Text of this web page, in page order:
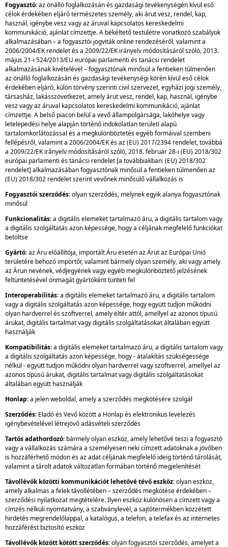
Fogyasztó: az önálló foglalkozásán és gazdasági tevékenységén kívül eső
célok érdekében eljáró természetes személy, aki árut vesz, rendel, kap,
használ, igénybe vesz vagy az áruval kapcsolatos kereskedelmi
kommunikáció, ajánlat címzettje. A békéltető testületre vonatkozó szabályok
alkalmazásában – a fogyasztói jogviták online rendezéséről, valamint a
2006/2004/EK rendelet és a 2009/22/EK irányelv módosításáról szóló, 2013.
május 21-i 524/2013/EU európai parlamenti és tanácsi rendelet
alkalmazásának kivételével – fogyasztónak minősül a fentieken túlmenően
az önálló foglalkozásán és gazdasági tevékenységi körén kívül eső célok
érdekében eljáró, külön törvény szerinti civil szervezet, egyházi jogi személy,
társasház, lakásszövetkezet, amely árut vesz, rendel, kap, használ, igénybe
vesz vagy az áruval kapcsolatos kereskedelmi kommunikáció, ajánlat
címzettje. A belső piacon belül a vevő állampolgársága, lakóhelye vagy
letelepedési helye alapján történő indokolatlan területi alapú
tartalomkorlátozással és a megkülönböztetés egyéb formáival szembeni
fellépésről, valamint a 2006/2004/EK és az (EU) 2017/2394 rendelet, továbbá
a 2009/22/EK irányelv módosításáról szóló, 2018. február 28-i (EU) 2018/302
európai parlamenti és tanácsi rendelet [a továbbiakban: (EU) 2018/302
rendelet] alkalmazásában fogyasztónak minősül a fentieken túlmenően az
(EU) 2018/302 rendelet szerint vevőnek minősülő vállalkozás is
Fogyasztói szerződés: olyan szerződés, melynek egyik alanya fogyasztónak
minősül
Funkcionalitás: a digitális elemeket tartalmazó áru, a digitális tartalom vagy
a digitális szolgáltatás azon képessége, hogy a céljának megfelelő funkciókat
betöltse
Gyártó: az Áru előállítója, importált Áru esetén az Árut az Európai Unió
területére behozó importőr, valamint bármely olyan személy, aki vagy amely
az Árun nevének, védjegyének vagy egyéb megkülönböztető jelzésének
feltüntetésével önmagát gyártóként tünteti fel
Interoperabilitás: a digitális elemeket tartalmazó áru, a digitális tartalom
vagy a digitális szolgáltatás azon képessége, hogy együtt tudjon működni
olyan hardverrel és szoftverrel, amely eltér attól, amellyel az azonos típusú
árukat, digitális tartalmat vagy digitális szolgáltatásokat általában együtt
használják
Kompatibilitás: a digitális elemeket tartalmazó áru, a digitális tartalom vagy
a digitális szolgáltatás azon képessége, hogy - átalakítás szükségessége
nélkül - együtt tudjon működni olyan hardverrel vagy szoftverrel, amellyel az
azonos típusú árukat, digitális tartalmat vagy digitális szolgáltatásokat
általában együtt használják
Honlap: a jelen weboldal, amely a szerződés megkötésére szolgál
Szerződés: Eladó és Vevő között a Honlap és elektronikus levelezés
igénybevételével létrejövő adásvételi szerződés
Tartós adathordozó: bármely olyan eszköz, amely lehetővé teszi a fogyasztó
vagy a vállalkozás számára a személyesen neki címzett adatoknak a jövőben
is hozzáférhető módon és az adat céljának megfelelő ideig történő tárolását,
valamint a tárolt adatok változatlan formában történő megjelenítését
Távollévők közötti kommunikációt lehetővé tévő eszköz: olyan eszköz,
amely alkalmas a felek távollétében – szerződés megkötése érdekében –
szerződési nyilatkozat megtételére. Ilyen eszköz különösen a címzett vagy a
címzés nélküli nyomtatvány, a szabványlevél, a sajtótermékben közzétett
hirdetés megrendelőlappal, a katalógus, a telefon, a telefax és az internetes
hozzáférést biztosító eszköz
Távollévők között kötött szerződés: olyan fogyasztói szerződés, amelyet a